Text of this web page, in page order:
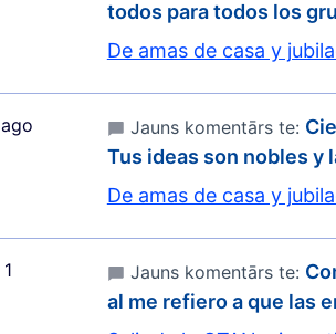
todos para todos los
De amas de casa y
Jauns komentārs te:
Tus ideas son nobles y
De amas de casa y
Jauns komentārs te:
al me refiero a que las